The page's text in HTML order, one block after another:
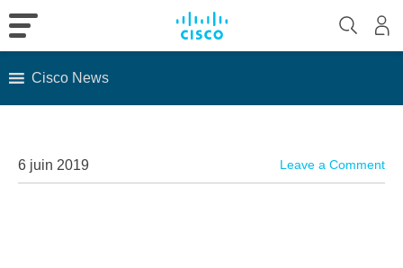
Cisco News
6 juin 2019 Leave a Comment